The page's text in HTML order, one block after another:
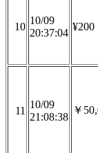
10
10/09
20:37:04
¥200
11
10/09
21:08:38
￥